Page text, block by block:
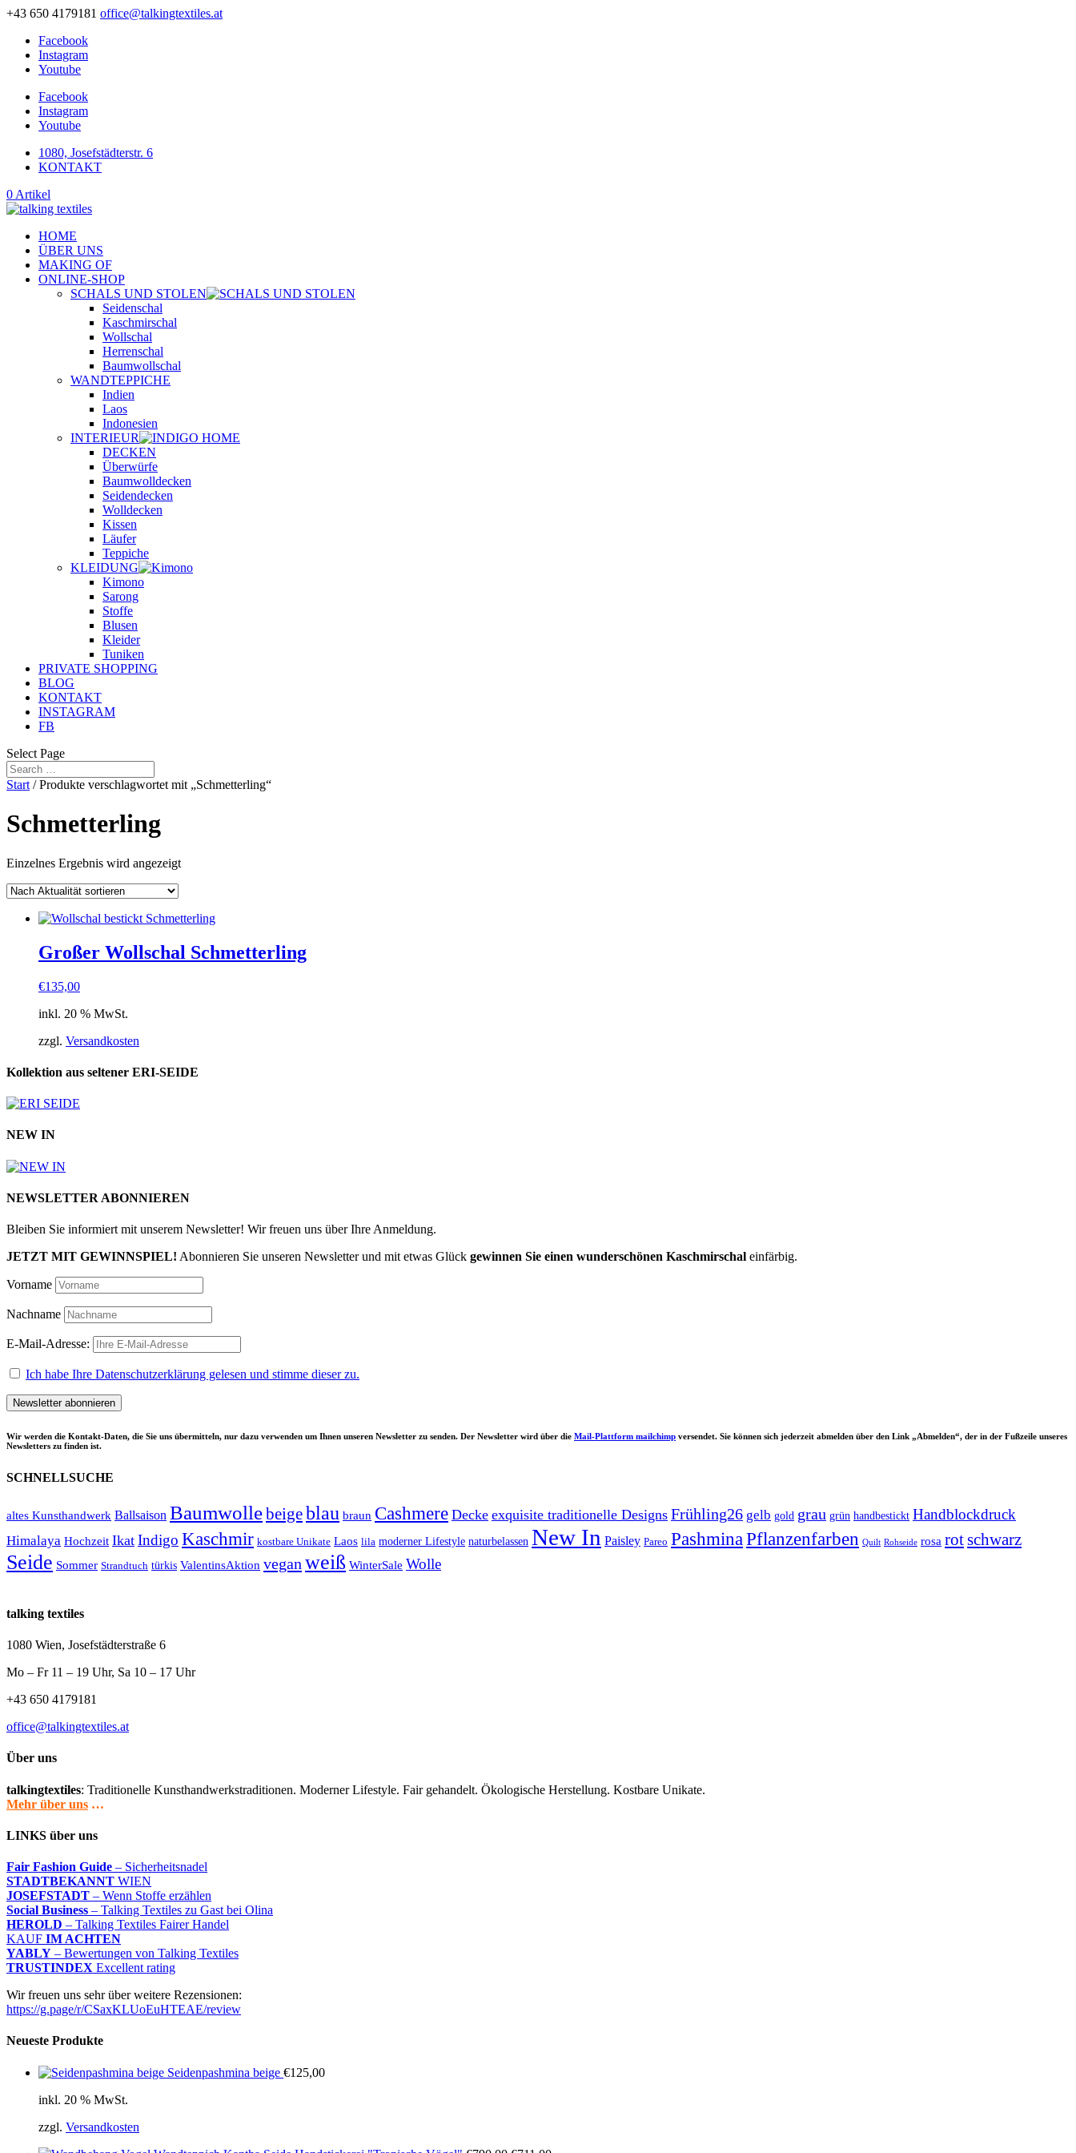
+43 650 4179181 office@talkingtextiles.at
Facebook
Instagram
Youtube
Facebook
Instagram
Youtube
1080, Josefstädterstr. 6
KONTAKT
0 Artikel
HOME
ÜBER UNS
MAKING OF
ONLINE-SHOP
SCHALS UND STOLEN
Seidenschal
Kaschmirschal
Wollschal
Herrenschal
Baumwollschal
WANDTEPPICHE
Indien
Laos
Indonesien
INTERIEUR
DECKEN
Überwürfe
Baumwolldecken
Seidendecken
Wolldecken
Kissen
Läufer
Teppiche
KLEIDUNG
Kimono
Sarong
Stoffe
Blusen
Kleider
Tuniken
PRIVATE SHOPPING
BLOG
KONTAKT
INSTAGRAM
FB
Select Page
Start / Produkte verschlagwortet mit „Schmetterling“
Schmetterling
Einzelnes Ergebnis wird angezeigt
Großer Wollschal Schmetterling
€135,00
inkl. 20 % MwSt.
zzgl. Versandkosten
Kollektion aus seltener ERI-SEIDE
NEW IN
NEWSLETTER ABONNIEREN
Bleiben Sie informiert mit unserem Newsletter! Wir freuen uns über Ihre Anmeldung.
JETZT MIT GEWINNSPIEL! Abonnieren Sie unseren Newsletter und mit etwas Glück gewinnen Sie einen wunderschönen Kaschmirschal einfärbig.
Vorname
Nachname
E-Mail-Adresse:
Ich habe Ihre Datenschutzerklärung gelesen und stimme dieser zu.
Wir werden die Kontakt-Daten, die Sie uns übermitteln, nur dazu verwenden um Ihnen unseren Newsletter zu senden. Der Newsletter wird über die Mail-Plattform mailchimp versendet. Sie können sich jederzeit abmelden über den Link „Abmelden“, der in der Fußzeile unseres
Newsletters zu finden ist.
SCHNELLSUCHE
altes Kunsthandwerk Ballsaison Baumwollebeigeblau braun Cashmere Decke exquisite traditionelle Designs Frühling26 gelb gold grau grün handbestickt Handblockdruck
Himalaya Hochzeit Ikat Indigo Kaschmir kostbare Unikate Laos lila moderner Lifestyle naturbelassen New In Paisley Pareo PashminaPflanzenfarben Quilt Rohseide rosa rotschwarz
Seide Sommer Strandtuch türkis ValentinsAktion veganweiß WinterSale Wolle
talking textiles
1080 Wien, Josefstädterstraße 6
Mo – Fr 11 – 19 Uhr, Sa 10 – 17 Uhr
+43 650 4179181
office@talkingtextiles.at
Über uns
talkingtextiles: Traditionelle Kunsthandwerkstraditionen. Moderner Lifestyle. Fair gehandelt. Ökologische Herstellung. Kostbare Unikate.
Mehr über uns …
LINKS über uns
Fair Fashion Guide – Sicherheitsnadel
STADTBEKANNT WIEN
JOSEFSTADT – Wenn Stoffe erzählen
Social Business – Talking Textiles zu Gast bei Olina
HEROLD – Talking Textiles Fairer Handel
KAUF IM ACHTEN
YABLY – Bewertungen von Talking Textiles
TRUSTINDEX Excellent rating
Wir freuen uns sehr über weitere Rezensionen:
https://g.page/r/CSaxKLUoEuHTEAE/review
Neueste Produkte
Seidenpashmina beige €125,00
inkl. 20 % MwSt.
zzgl. Versandkosten